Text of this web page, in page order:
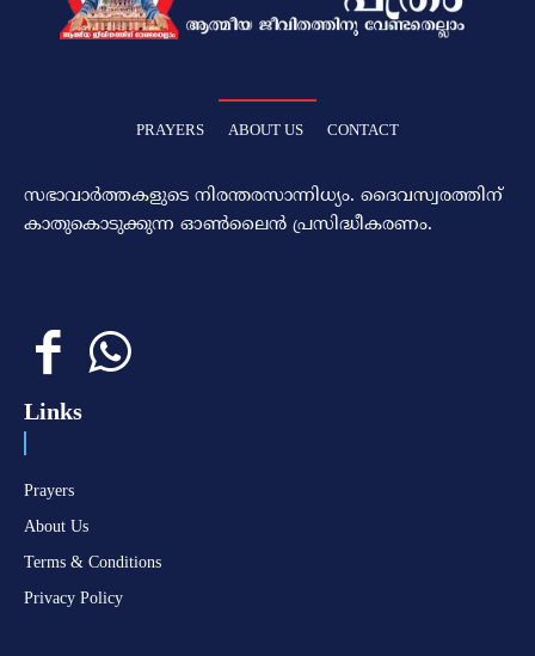
PRAYERS ABOUT US CONTACT
സഭാവാര്‍ത്തകളുടെ നിരന്തരസാന്നിധ്യം. ദൈവസ്വരത്തിന്‌
കാതുകൊടുക്കുന്ന ഓണ്‍ലൈന്‍ പ്രസിദ്ധീകരണം.
Links
Prayers
About Us
Terms & Conditions
Privacy Policy